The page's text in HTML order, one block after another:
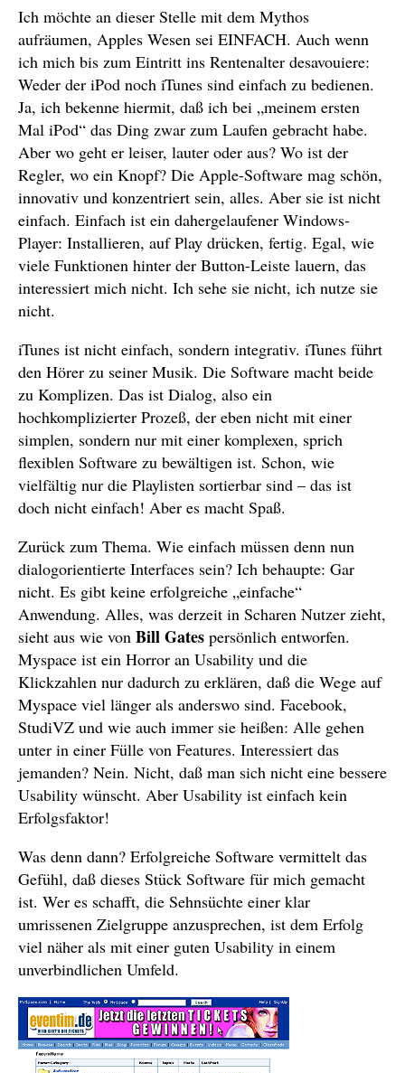
Ich möchte an dieser Stelle mit dem Mythos
aufräumen, Apples Wesen sei EINFACH. Auch wenn
ich mich bis zum Eintritt ins Rentenalter desavouiere:
Weder der iPod noch iTunes sind einfach zu bedienen.
Ja, ich bekenne hiermit, daß ich bei „meinem ersten
Mal iPod“ das Ding zwar zum Laufen gebracht habe.
Aber wo geht er leiser, lauter oder aus? Wo ist der
Regler, wo ein Knopf? Die Apple-Software mag schön,
innovativ und konzentriert sein, alles. Aber sie ist nicht
einfach. Einfach ist ein dahergelaufener Windows-
Player: Installieren, auf Play drücken, fertig. Egal, wie
viele Funktionen hinter der Button-Leiste lauern, das
interessiert mich nicht. Ich sehe sie nicht, ich nutze sie
nicht.
iTunes ist nicht einfach, sondern integrativ. iTunes führt
den Hörer zu seiner Musik. Die Software macht beide
zu Komplizen. Das ist Dialog, also ein
hochkomplizierter Prozeß, der eben nicht mit einer
simplen, sondern nur mit einer komplexen, sprich
flexiblen Software zu bewältigen ist. Schon, wie
vielfältig nur die Playlisten sortierbar sind – das ist
doch nicht einfach! Aber es macht Spaß.
Zurück zum Thema. Wie einfach müssen denn nun
dialogorientierte Interfaces sein? Ich behaupte: Gar
nicht. Es gibt keine erfolgreiche „einfache“
Anwendung. Alles, was derzeit in Scharen Nutzer zieht,
sieht aus wie von Bill Gates persönlich entworfen.
Myspace ist ein Horror an Usability und die
Klickzahlen nur dadurch zu erklären, daß die Wege auf
Myspace viel länger als anderswo sind. Facebook,
StudiVZ und wie auch immer sie heißen: Alle gehen
unter in einer Fülle von Features. Interessiert das
jemanden? Nein. Nicht, daß man sich nicht eine bessere
Usability wünscht. Aber Usability ist einfach kein
Erfolgsfaktor!
Was denn dann? Erfolgreiche Software vermittelt das
Gefühl, daß dieses Stück Software für mich gemacht
ist. Wer es schafft, die Sehnsüchte einer klar
umrissenen Zielgruppe anzusprechen, ist dem Erfolg
viel näher als mit einer guten Usability in einem
unverbindlichen Umfeld.